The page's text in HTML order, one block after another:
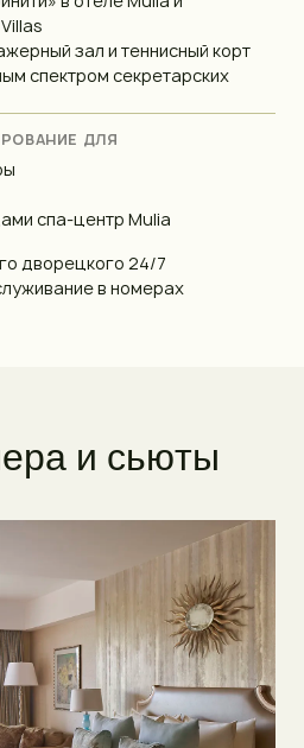
зал и теннисный корт
спектром секретарских
ДЛЯ
спа-центр Mulia
дворецкого 24/7
в номерах
ера и сьюты